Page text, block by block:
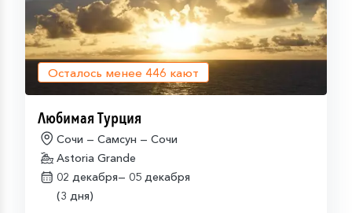
Осталось менее 446 кают
Любимая Турция
Сочи — Самсун — Сочи
Astoria Grande
02 декабря— 05 декабря
(3 дня)